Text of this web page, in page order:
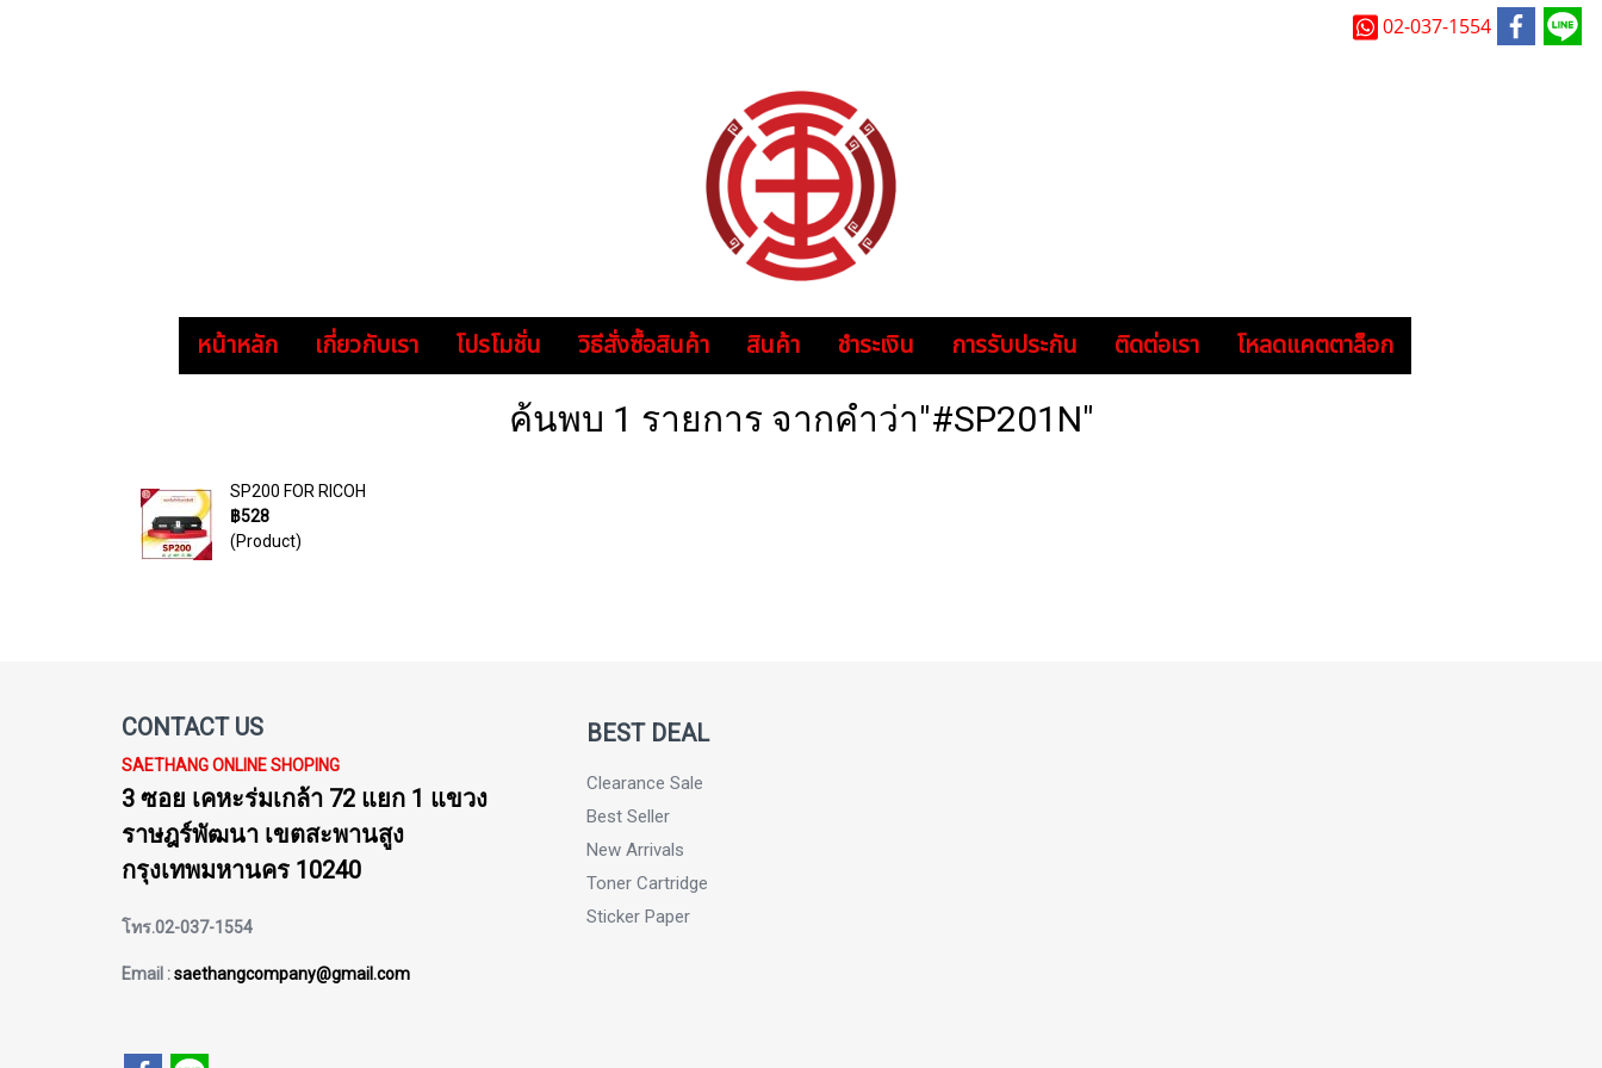
02-037-1554
หน้าหลัก เกี่ยวกับเรา โปรโมชั่น วิธีสั่งซื้อสินค้า สินค้า ชำระเงิน การรับประกัน ติดต่อเรา โหลดแคตตาล็อก
ค้นพบ 1 รายการ จากคำว่า"#SP201N"
SP200 FOR RICOH
฿528
(Product)
CONTACT US
SAETHANG ONLINE SHOPING
3 ซอย เคหะร่มเกล้า 72 แยก 1 แขวง
ราษฎร์พัฒนา เขตสะพานสูง
กรุงเทพมหานคร 10240
โทร.02-037-1554
Email :saethangcompany@gmail.com
BEST DEAL
Clearance Sale
Best Seller
New Arrivals
Toner Cartridge
Sticker Paper